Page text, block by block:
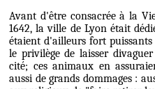
Avant d'être consacrée à la
1642, la ville de Lyon était
étaient d'ailleurs fort
le privilège de laisser
cité; ces animaux en
aussi de grands dommages :